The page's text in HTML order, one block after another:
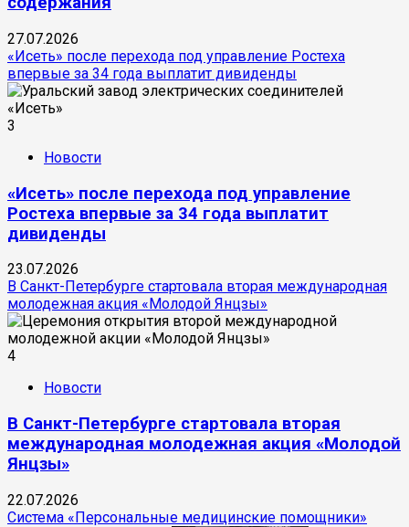
27.07.2026
«Исеть» после перехода под управление Ростеха
впервые за 34 года выплатит дивиденды
3
Новости
«Исеть» после перехода под управление
Ростеха впервые за 34 года выплатит
дивиденды
23.07.2026
В Санкт-Петербурге стартовала вторая международная
молодежная акция «Молодой Янцзы»
4
Новости
В Санкт-Петербурге стартовала вторая
международная молодежная акция «Молодой
Янцзы»
22.07.2026
Система «Персональные медицинские помощники»